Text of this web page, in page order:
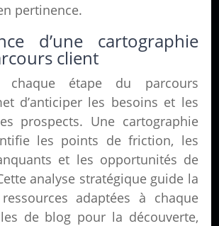
pertinence.
d’une cartographie
client
chaque étape du parcours
d’anticiper les besoins et les
prospects. Une cartographie
les points de friction, les
et les opportunités de
analyse stratégique guide la
adaptées à chaque
de blog pour la découverte,